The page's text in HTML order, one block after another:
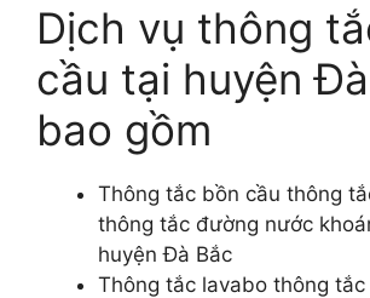
Dịch vụ thông
cầu tại huyện
bao gồm
Thông tắc bồn cầu thông
thông tắc đường nước
huyện Đà Bắc
Thông tắc lavabo thông tắc